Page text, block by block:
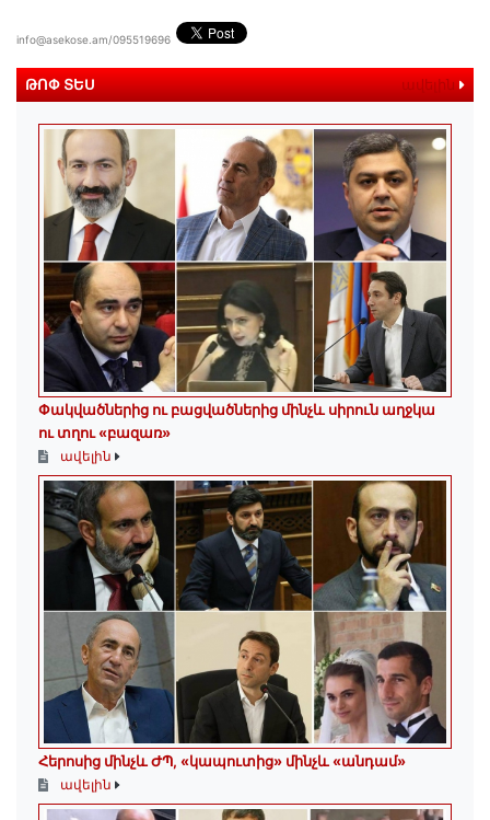
info@asekose.am/095519696
ԹՈՓ ՏԵՍ ավելին
Փակվածներից ու բացվածներից մինչև սիրուն աղջկա
ու տղու «բազառ»
ավելին
Հերոսից մինչև ԺՊ, «կապուտից» մինչև «անդամ»
ավելին